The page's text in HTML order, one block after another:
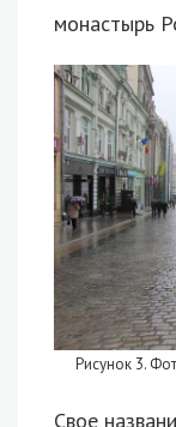
монастырь
Рисунок 3.
Свое